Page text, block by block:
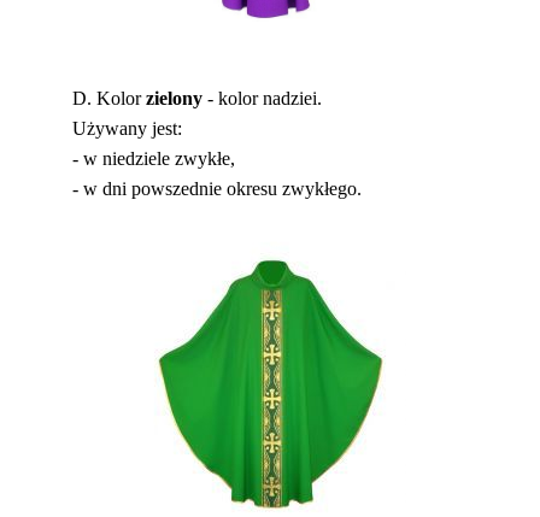
D. Kolorzielony - kolor nadziei.
Używany jest:
- w niedziele zwykłe,
- w dni powszednie okresu zwykłego.